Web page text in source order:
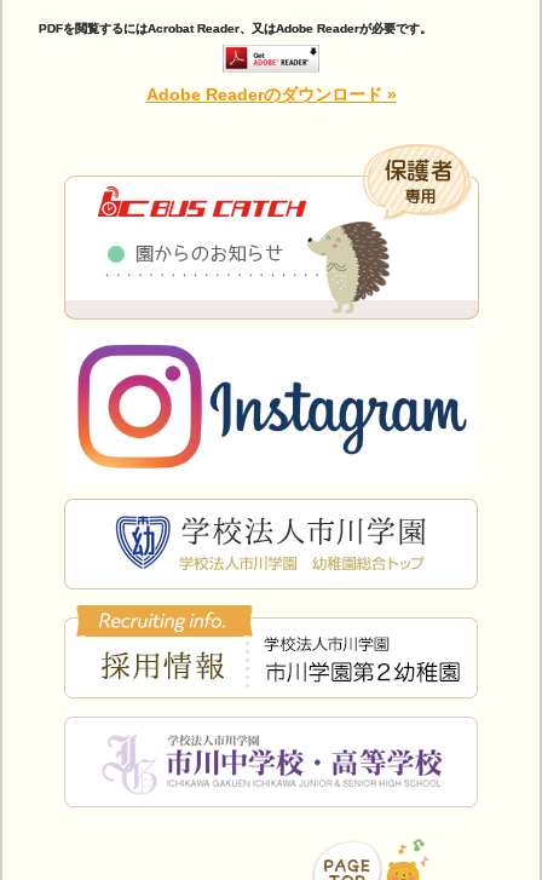
PDFを閲覧するにはAcrobat Reader、又はAdobe Readerが必要です。
Adobe Readerのダウンロード »